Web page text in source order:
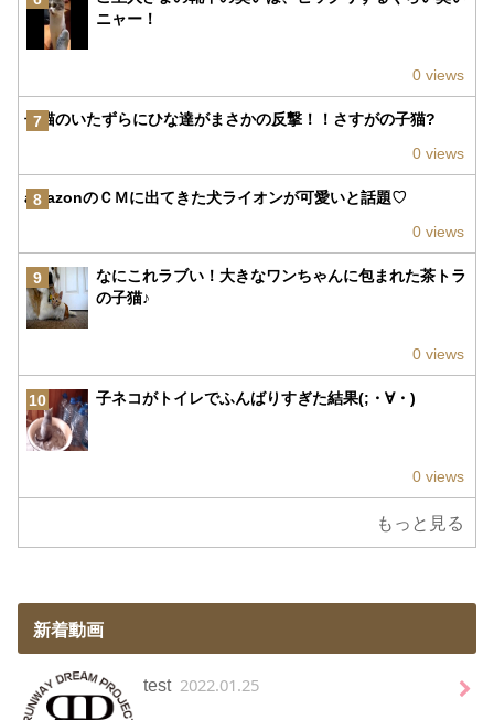
ニャー！
0 views
7
子猫のいたずらにひな達がまさかの反撃！！さすがの子猫?
0 views
8
amazonのＣＭに出てきた犬ライオンが可愛いと話題♡
0 views
9
なにこれラブい！大きなワンちゃんに包まれた茶トラ
の子猫♪
0 views
10 子ネコがトイレでふんばりすぎた結果(;・∀・)
0 views
もっと見る
新着動画
test 2022.01.25